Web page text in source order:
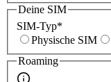
Deine SIM
SIM-Typ*
Physische SIM
Roaming